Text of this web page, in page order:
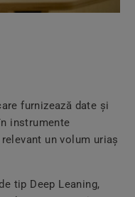
furnizează date și
instrumente
un volum uriaș
tip Deep Leaning,